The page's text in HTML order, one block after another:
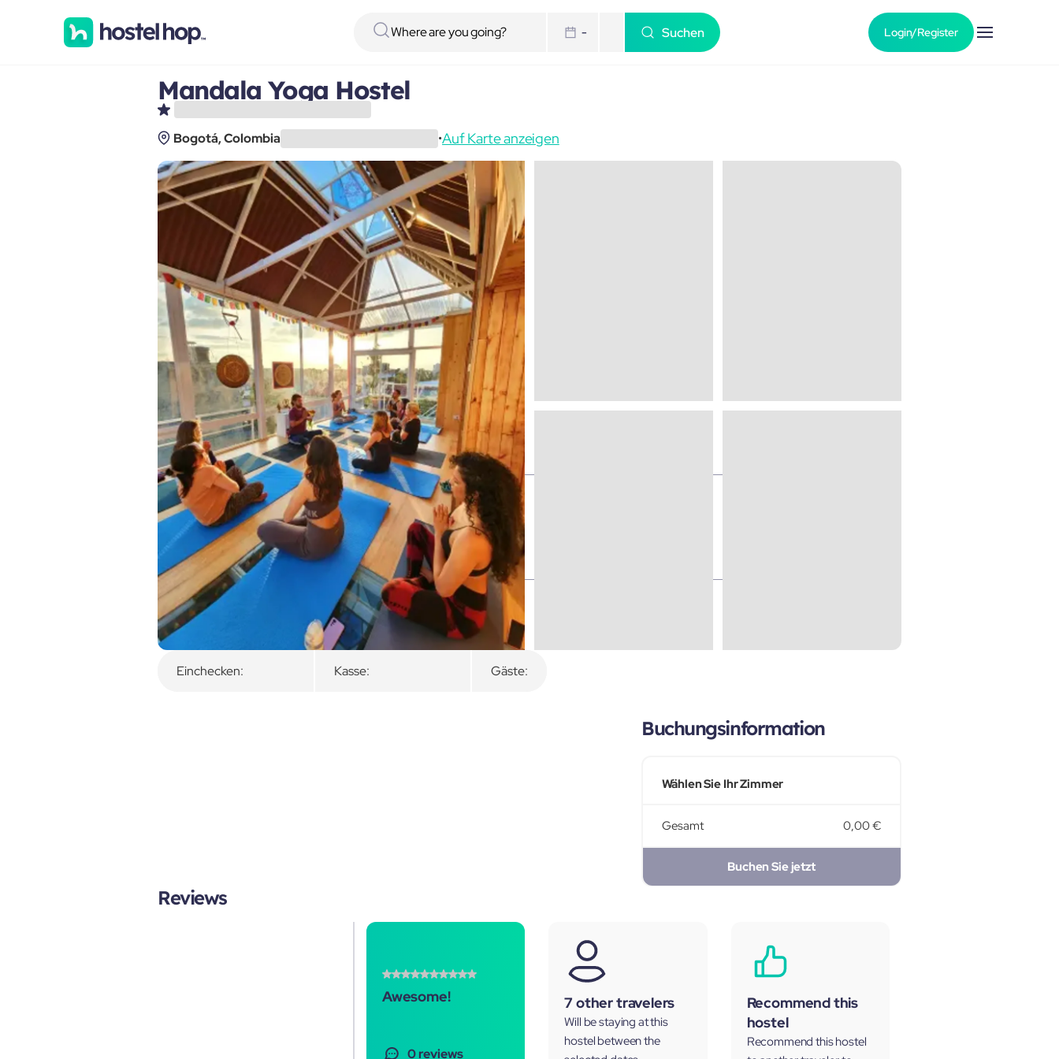
- Suchen Login/Register
Mandala Yoga Hostel
Bogotá, Colombia •Auf Karte anzeigen
Überblick
Zimmerkategorie
Einchecken: Kasse: Gäste:
Buchungsinformation
Wählen Sie Ihr Zimmer
Gesamt 0,00 €
Buchen Sie jetzt
Reviews
Awesome!
0 reviews
7 other travelers
Will be staying at this
hostel between the
Recommend this
hostel
Recommend this hostel